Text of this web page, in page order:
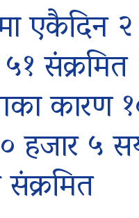
एकैदिन
संक्रमित
कारण
हजार ५